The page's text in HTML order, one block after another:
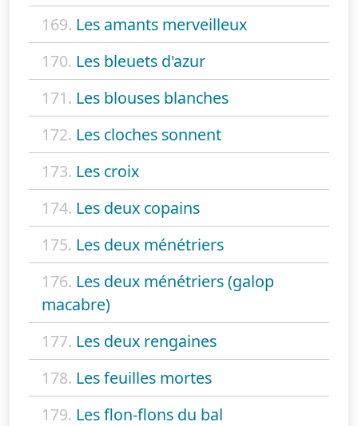
169. Les amants merveilleux
170. Les bleuets d'azur
171. Les blouses blanches
172. Les cloches sonnent
173. Les croix
174. Les deux copains
175. Les deux ménétriers
176. Les deux ménétriers (galop
macabre)
177. Les deux rengaines
178. Les feuilles mortes
179. Les flon-flons du bal